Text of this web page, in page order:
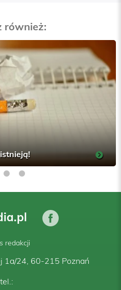
również:
redakcji
1a/24, 60-215 Poznań
tel.: